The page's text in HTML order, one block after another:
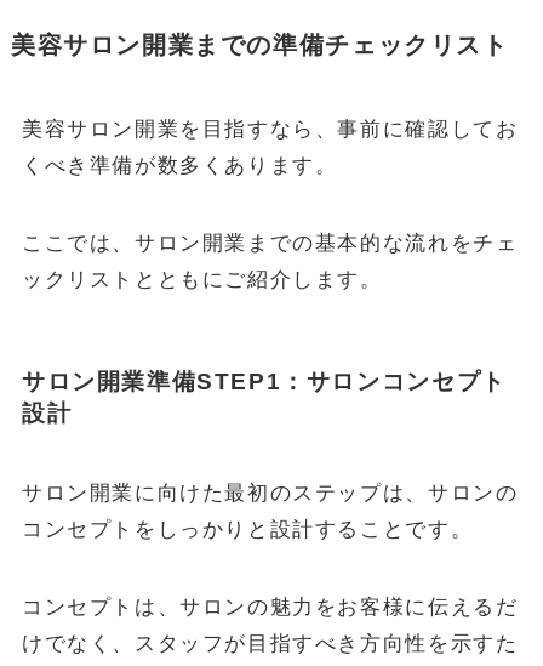
美容サロン開業までの準備チェックリスト
美容サロン開業を目指すなら、事前に確認してお
くべき準備が数多くあります。
ここでは、サロン開業までの基本的な流れをチェ
ックリストとともにご紹介します。
サロン開業準備STEP1：サロンコンセプト
設計
サロン開業に向けた最初のステップは、サロンの
コンセプトをしっかりと設計することです。
コンセプトは、サロンの魅力をお客様に伝えるだ
けでなく、スタッフが目指すべき方向性を示すた